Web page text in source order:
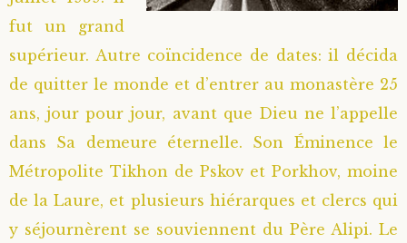
Saint Sophrony l’Athonite
Sainte Xenia
Sainte Matrone de Moscou
Staritsa Marie Makovkine
Natalia de Vyritsa
Staritsa Anastasia
Archimandrite Lazare (Abachidzé)
Geronda Arsenios le Spiléote
Gerondissa Makrina (Vassopoulou)
Archimandrite Nathanaël (Pospelov)
Père Héliodore
fut un grand
supérieur. Autre coïncidence de dates: il décida
de quitter le monde et d’entrer au monastère 25
ans, jour pour jour, avant que Dieu ne l’appelle
dans Sa demeure éternelle. Son Éminence le
Métropolite Tikhon de Pskov et Porkhov, moine
de la Laure, et plusieurs hiérarques et clercs qui
y séjournèrent se souviennent du Père Alipi. Le